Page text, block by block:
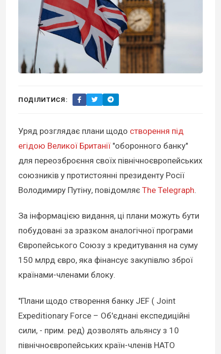
ПОДІЛИТИСЯ:
Уряд розглядає плани щодо створення під
егідою Великої Британії "оборонного банку"
для переозброєння своїх північноєвропейських
союзників у протистоянні президенту Росії
Володимиру Путіну, повідомляє The Telegraph.
За інформацією видання, ці плани можуть бути
побудовані за зразком аналогічної програми
Європейського Союзу з кредитування на суму
150 млрд євро, яка фінансує закупівлю зброї
країнами-членами блоку.
"Плани щодо створення банку JEF ( Joint
Expeditionary Force – Об'єднані експедиційні
сили, - прим. ред) дозволять альянсу з 10
північноєвропейських країн-членів НАТО